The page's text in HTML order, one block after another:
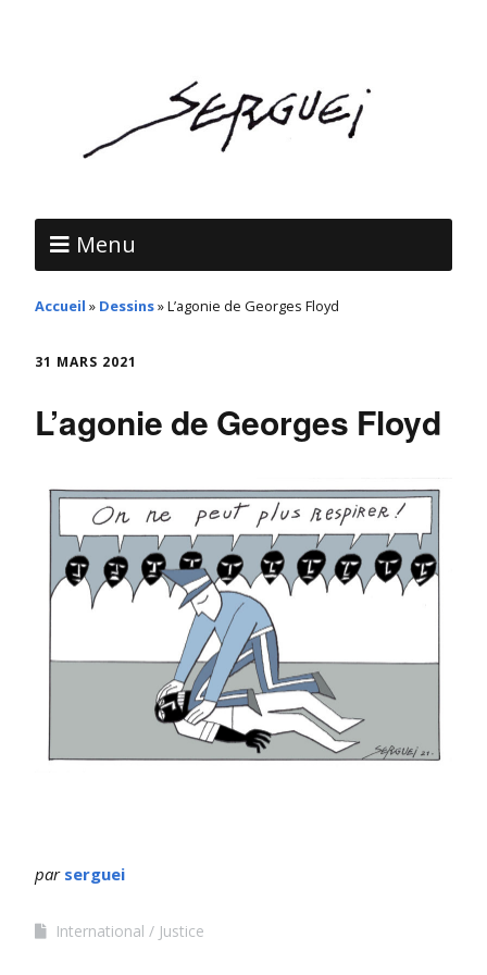
Menu
Accueil » Dessins»L’agonie de Georges Floyd
31 MARS 2021
L’agonie de Georges Floyd
par serguei
International Justice